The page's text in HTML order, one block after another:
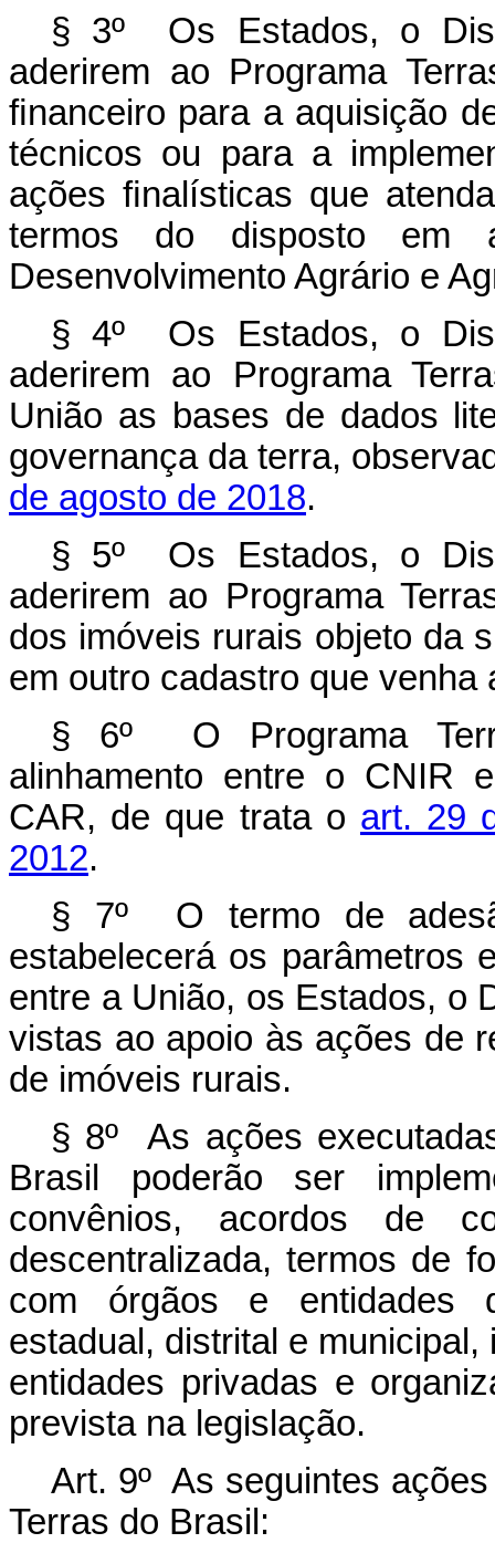
§ 3º Os Estados, o
aderirem ao Programa
ﬁnanceiro para a aquisição
técnicos ou para a
ações ﬁnalísticas que
termos do disposto em
Desenvolvimento Agrário e
§ 4º Os Estados, o
aderirem ao Programa
União as bases de dados
governança da terra,
de agosto de 2018.
§ 5º Os Estados, o
aderirem ao Programa
dos imóveis rurais objeto da
em outro cadastro que venha
§ 6º O Programa
alinhamento entre o CNIR
CAR, de que trata o art. 29
2012.
§ 7º O termo de
estabelecerá os parâmetros
entre a União, os Estados, o
vistas ao apoio às ações de
de imóveis rurais.
§ 8º As ações
Brasil poderão ser
convênios, acordos de
descentralizada, termos de
com órgãos e entidades
estadual, distrital e
entidades privadas e
prevista na legislação.
Art. 9º As seguintes
Terras do Brasil: